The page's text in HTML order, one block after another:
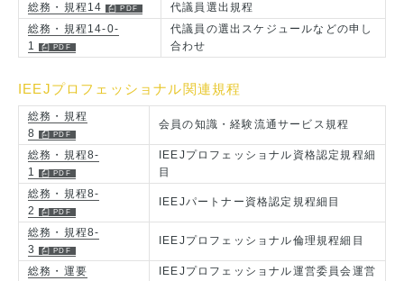
総務・規程14
代議員選出規程
総務・規程14-0-
1
代議員の選出スケジュールなどの申し
合わせ
IEEJプロフェッショナル関連規程
総務・規程
8
会員の知識・経験流通サービス規程
総務・規程8-
1
IEEJプロフェッショナル資格認定規程細
目
総務・規程8-
2
IEEJパートナー資格認定規程細目
総務・規程8-
3
IEEJプロフェッショナル倫理規程細目
総務・運要
IEEJプロフェッショナル運営委員会運営